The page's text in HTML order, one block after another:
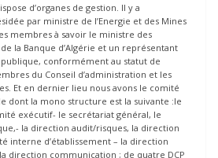
d’organes de gestion. Il y a
par ministre de l’Energie et des Mines
membres à savoir le ministre des
la Banque d’Algérie et un représentant
conformément au statut de
du Conseil d’administration et les
Et en dernier lieu nous avons le comité
dont la mono structure est la suivante :le
exécutif- le secrétariat général, le
la direction audit/risques, la direction
interne d’établissement – la direction
direction communication ; de quatre DCP